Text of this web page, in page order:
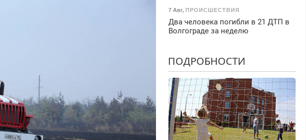
7 Авг, ПРОИСШЕСТВИЯ
Два человека погибли в 21 ДТП в
Волгограде за неделю
ПОДРОБНОСТИ